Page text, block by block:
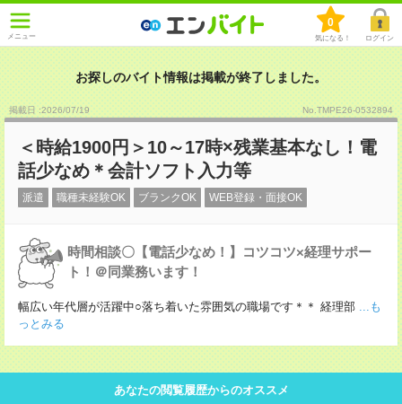
メニュー
0
気になる！ ログイン
お探しのバイト情報は掲載が終了しました。
掲載日 :2026/07/19 No.TMPE26-0532894
＜時給1900円＞10～17時×残業基本なし！電
話少なめ＊会計ソフト入力等
派遣 職種未経験OK ブランクOK WEB登録・面接OK
時間相談〇【電話少なめ！】コツコツ×経理サポー
ト！＠同業務います！
幅広い年代層が活躍中○落ち着いた雰囲気の職場です＊＊ 経理部 ...も
っとみる
あなたの閲覧履歴からのオススメ